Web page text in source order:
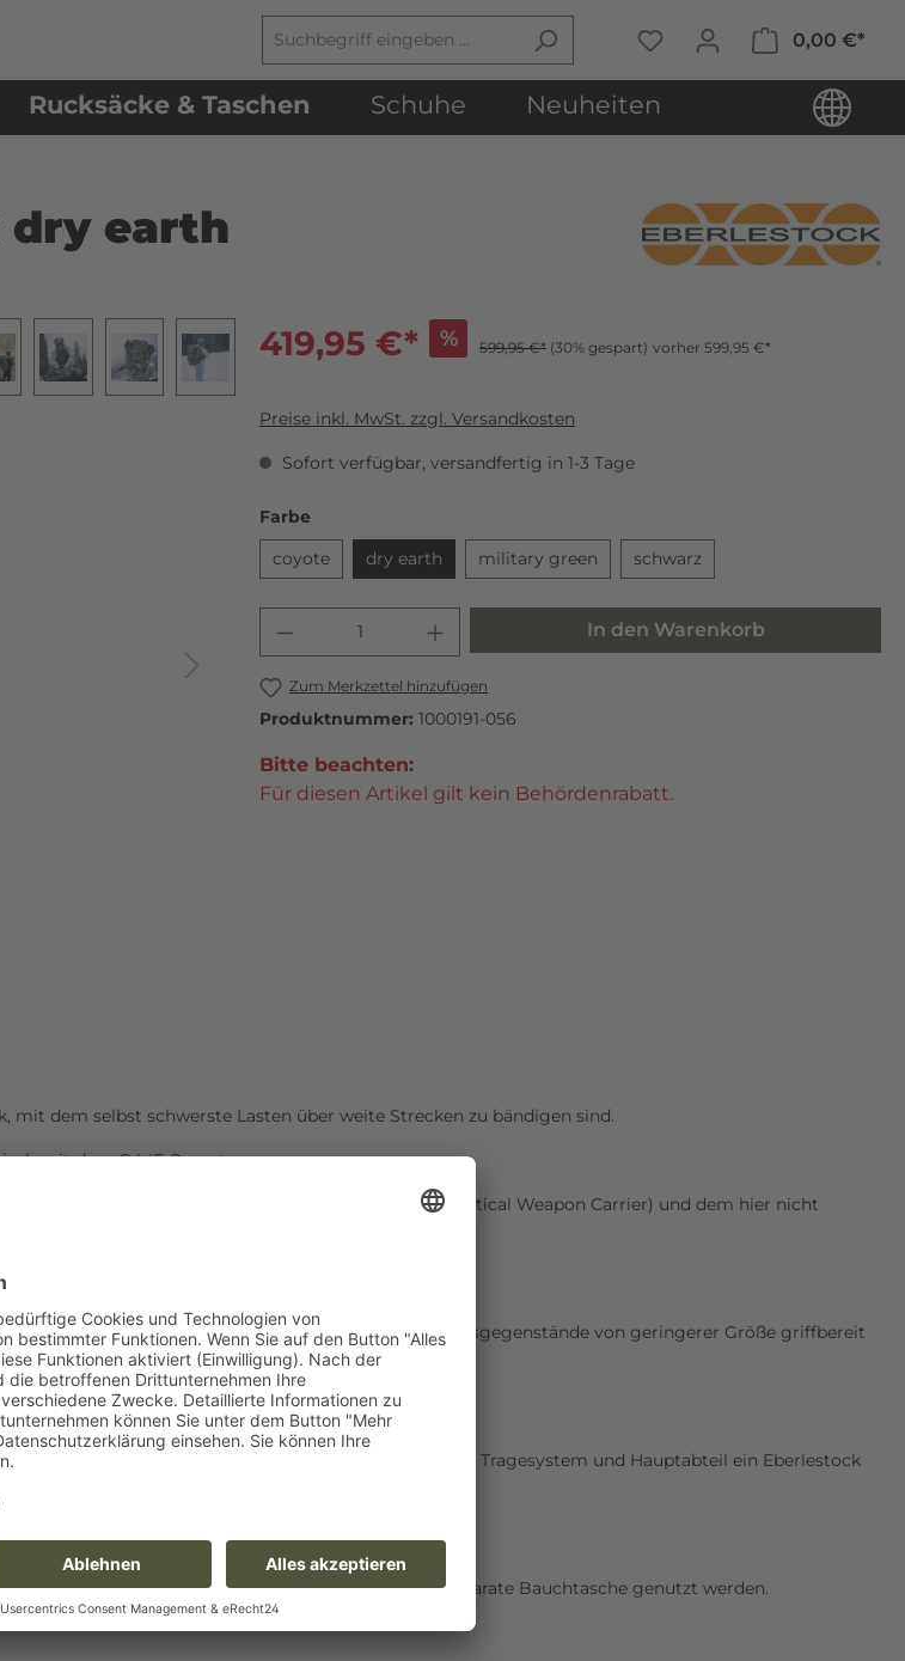
0,00 €*
Rucksäcke & Taschen Schuhe Neuheiten
dry earth
419,95 €* % 599,95 €* (30% gespart) vorher 599,95 €*
Preise inkl. MwSt. zzgl. Versandkosten
Sofort verfügbar, versandfertig in 1-3 Tage
Farbe
coyote
dry earth military green schwarz
In den Warenkorb
Zum Merkzettel hinzufügen
Produktnummer: 1000191-056
Bitte beachten:
Für diesen Artikel gilt kein Behördenrabatt.
dem selbst schwerste Lasten über weite Strecken zu bändigen sind.
mit dem G4-IF Operator.
verwendbare Gewehrfutteral (A4SS, Tactical Weapon Carrier) und dem hier nicht
dem großen Hauptfach zusätzlich auch Ausrüstungsgegenstände von geringerer Größe griffbereit
dafür vorgesehenen tunnelartigen Fach zwischen dem Tragesystem und Hauptabteil ein Eberlestock
kann vom Rucksack abmontiert und als separate Bauchtasche genutzt werden.